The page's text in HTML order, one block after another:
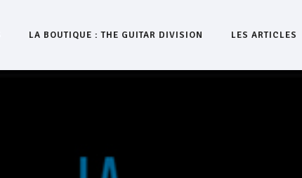
LA BOUTIQUE : THE GUITAR DIVISION LES ARTICLES